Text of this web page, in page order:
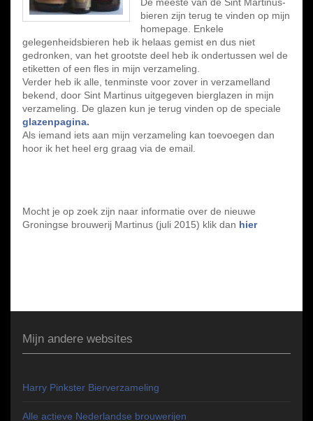
bieren zijn terug te vinden op mijn
homepage. Enkele
gelegenheidsbieren heb ik helaas gemist en dus niet
gedronken, van het grootste deel heb ik ondertussen wel de
etiketten of een fles in mijn verzameling.
Verder heb ik alle, tenminste voor zover in verzamelland
bekend, door Sint Martinus uitgegeven bierglazen in mijn
verzameling. De glazen kun je terug vinden op de speciale
glazenpagina.
Als iemand iets aan mijn verzameling kan toevoegen dan
hoor ik het heel erg graag via de email.
Mocht je op zoek zijn naar informatie over de nieuwe
Groningse brouwerij Martinus (juli 2015) klik dan hier
Mijn andere websites
Harry Pinkster Bierverzameling
Alle actieve Nederlandse brouwerijen